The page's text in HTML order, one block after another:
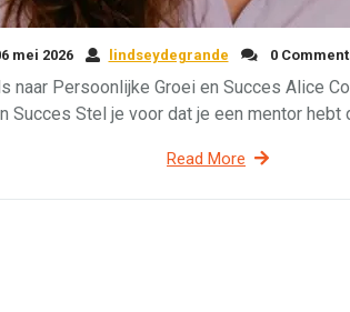
mei 2026 lindseydegrande 0
naar Persoonlijke Groei en Succes Alice
Succes Stel je voor dat je een mentor
Read More